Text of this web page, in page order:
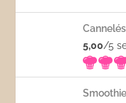
Cannelés
5,00/5